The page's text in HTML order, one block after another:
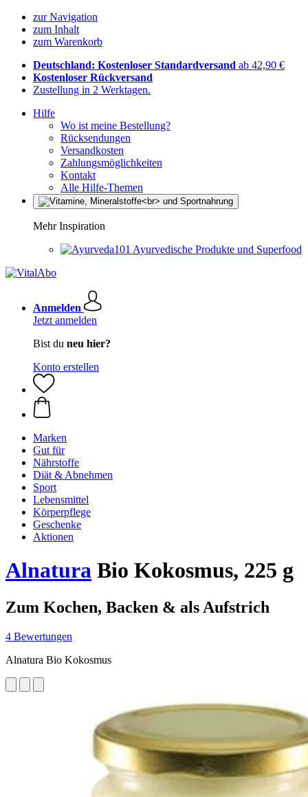
zur Navigation
zum Inhalt
zum Warenkorb
Deutschland: Kostenloser Standardversand ab 42,90 €
Kostenloser Rückversand
Zustellung in 2 Werktagen.
Hilfe
Wo ist meine Bestellung?
Rücksendungen
Versandkosten
Zahlungsmöglichkeiten
Kontakt
Alle Hilfe-Themen
Mehr Inspiration
Ayurvedische Produkte und Superfood
Anmelden
Jetzt anmelden
Bist du neu hier?
Konto erstellen
Marken
Gut für
Nährstoffe
Diät & Abnehmen
Sport
Lebensmittel
Körperpflege
Geschenke
Aktionen
Alnatura Bio Kokosmus, 225 g
Zum Kochen, Backen & als Aufstrich
4 Bewertungen
Alnatura Bio Kokosmus